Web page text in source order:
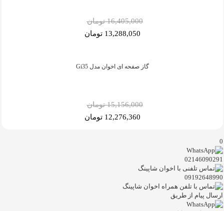
16,405,000 تومان
13,288,050 تومان
گاز صفحه ای اخوان مدل Gi35
15,156,000 تومان
12,276,360 تومان
0
02146090291
09192648990
ارسال پیام از طریق